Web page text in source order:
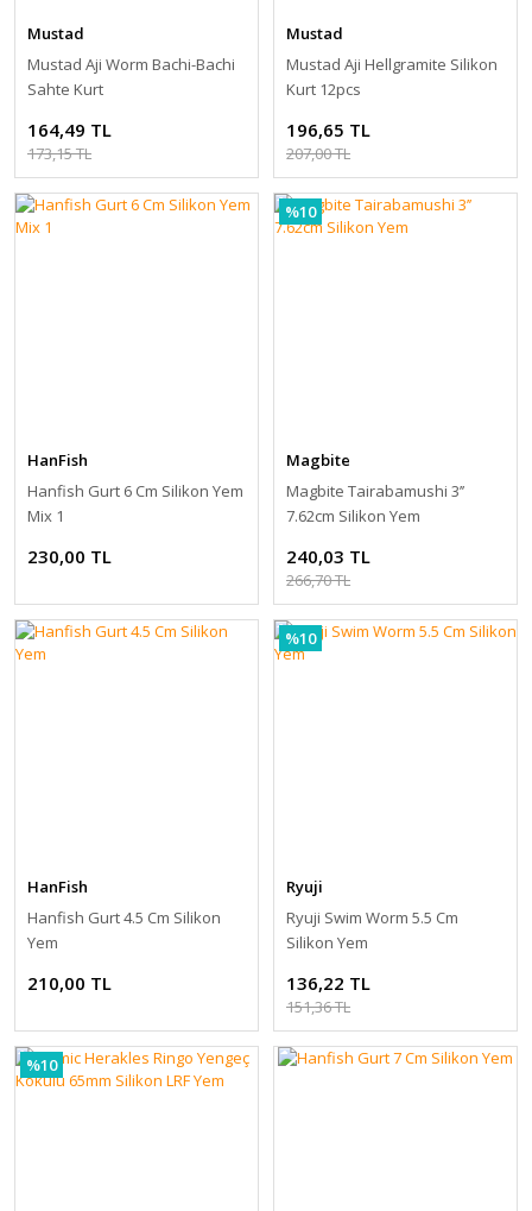
Mustad
Mustad Aji Worm Bachi-Bachi
Sahte Kurt
164,49 TL
173,15 TL
Mustad
Mustad Aji Hellgramite Silikon
Kurt 12pcs
196,65 TL
207,00 TL
HanFish
Hanfish Gurt 6 Cm Silikon Yem
Mix 1
230,00 TL
%10
Magbite
Magbite Tairabamushi 3’’
7.62cm Silikon Yem
240,03 TL
266,70 TL
HanFish
Hanfish Gurt 4.5 Cm Silikon
Yem
210,00 TL
%10
Ryuji
Ryuji Swim Worm 5.5 Cm
Silikon Yem
136,22 TL
151,36 TL
%10